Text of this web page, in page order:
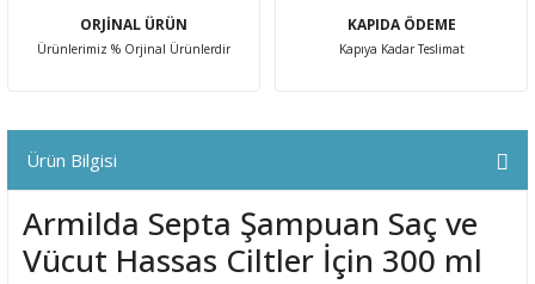
ORJİNAL ÜRÜN
Ürünlerimiz % Orjinal Ürünlerdir
KAPIDA ÖDEME
Kapıya Kadar Teslimat
Ürün Bilgisi
Armilda Septa Şampuan Saç ve
Vücut Hassas Ciltler İçin 300 ml